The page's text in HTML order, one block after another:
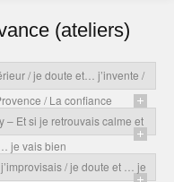
(ateliers)
/ je doute et… j’invente /
/ La confiance
– Et si je retrouvais calme et
je vais bien
/ je doute et … je